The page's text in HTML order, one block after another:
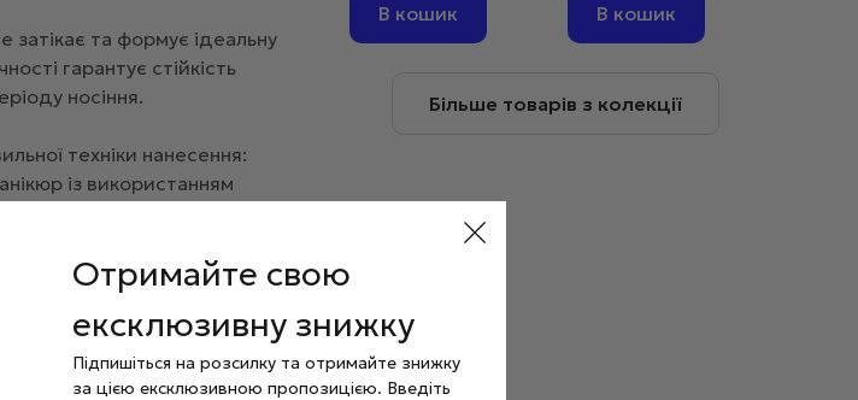
Отримайте свою
ексклюзивну знижку
Підпишіться на розсилку та отримайте знижку
за цією ексклюзивною пропозицією. Введіть
затікає та формує ідеальну
гарантує стійкість
носіння.
техніки нанесення:
із використанням
антисептичного засобу,
пластиною, зачекайте 30
легкого зміцнення
В кошик В кошик
Більше товарів з колекції